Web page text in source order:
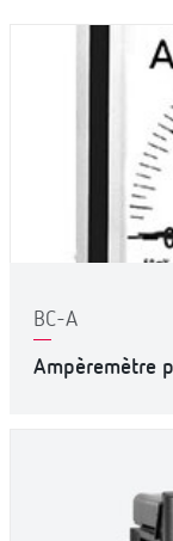
BC-A
Ampèremètre